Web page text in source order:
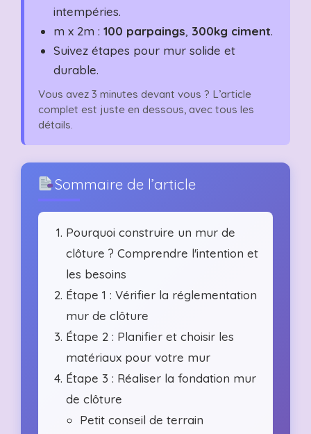
intempéries.
m x 2m : 100 parpaings, 300kg ciment.
Suivez étapes pour mur solide et
durable.
Vous avez 3 minutes devant vous ? L’article
complet est juste en dessous, avec tous les
détails.
Sommaire de l’article
Pourquoi construire un mur de
clôture ? Comprendre l'intention et
les besoins
Étape 1 : Vérifier la réglementation
mur de clôture
Étape 2 : Planifier et choisir les
matériaux pour votre mur
Étape 3 : Réaliser la fondation mur
de clôture
Petit conseil de terrain